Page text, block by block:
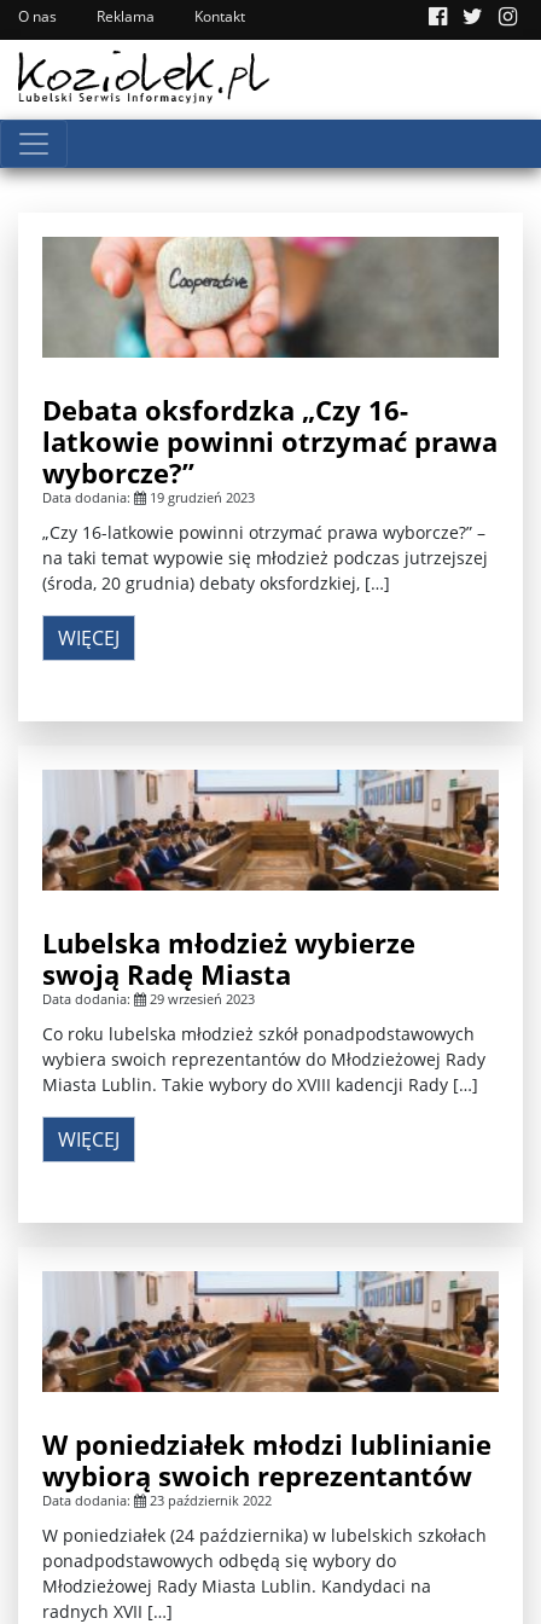
O nas Reklama Kontakt
Debata oksfordzka „Czy 16-
latkowie powinni otrzymać prawa
wyborcze?”
Data dodania: 19 grudzień 2023
„Czy 16-latkowie powinni otrzymać prawa wyborcze?” –
na taki temat wypowie się młodzież podczas jutrzejszej
(środa, 20 grudnia) debaty oksfordzkiej, […]
WIĘCEJ
Lubelska młodzież wybierze
swoją Radę Miasta
Data dodania: 29 wrzesień 2023
Co roku lubelska młodzież szkół ponadpodstawowych
wybiera swoich reprezentantów do Młodzieżowej Rady
Miasta Lublin. Takie wybory do XVIII kadencji Rady […]
WIĘCEJ
W poniedziałek młodzi lublinianie
wybiorą swoich reprezentantów
Data dodania: 23 październik 2022
W poniedziałek (24 października) w lubelskich szkołach
ponadpodstawowych odbędą się wybory do
Młodzieżowej Rady Miasta Lublin. Kandydaci na
radnych XVII […]